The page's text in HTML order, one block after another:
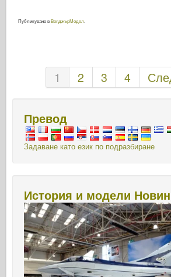
Публикувано вВояджърМодел
1 2 3 4
Превод
Задаване като език по подразбиране
История и модели